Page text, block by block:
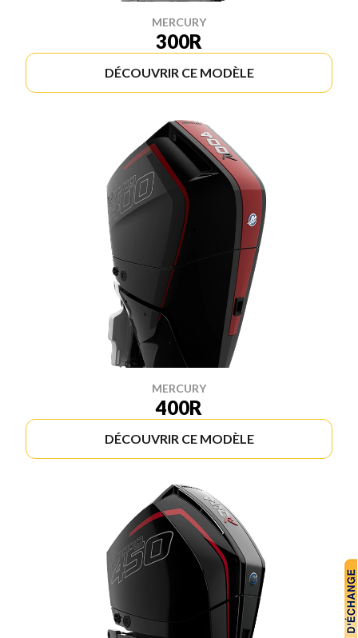
MERCURY
300R
DÉCOUVRIR CE MODÈLE
MERCURY
400R
DÉCOUVRIR CE MODÈLE